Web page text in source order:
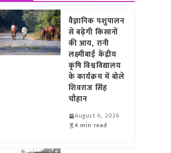
वैज्ञानिक पशुपालन
से बढ़ेगी किसानों
की आय, रानी
लक्ष्मीबाई केंद्रीय
कृषि विश्वविद्यालय
के कार्यक्रम में बोले
शिवराज सिंह
चौहान
August 6, 2026
4 min read